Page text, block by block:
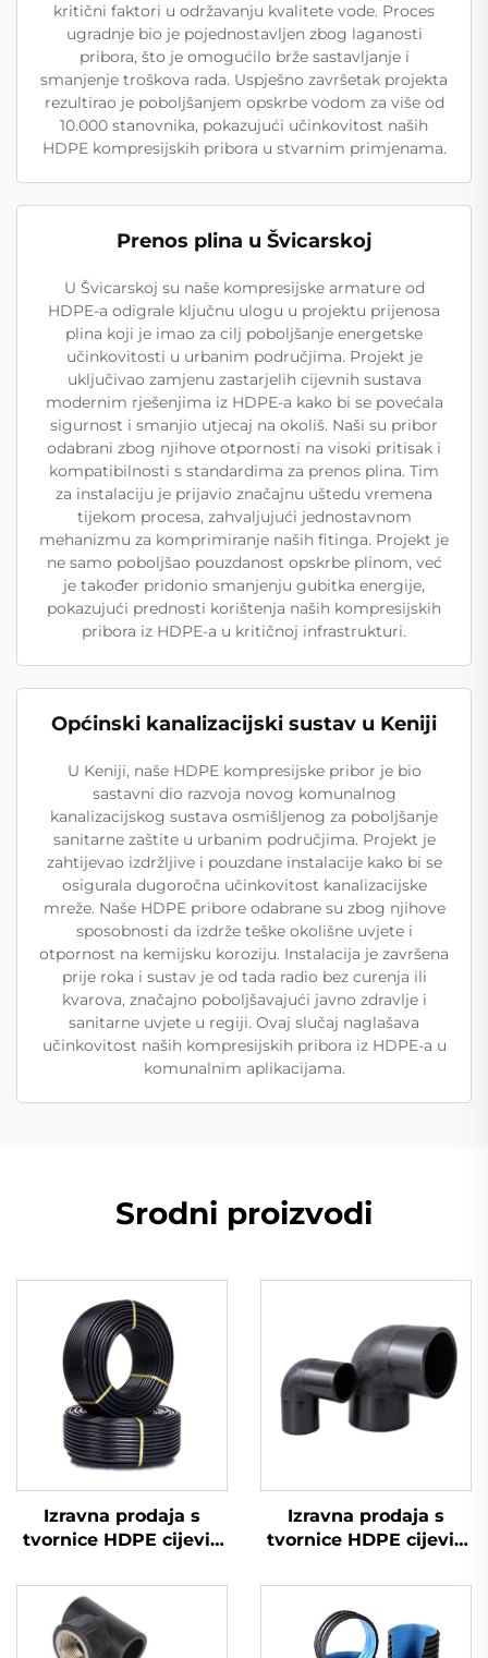
kritični faktori u održavanju kvalitete vode. Proces
ugradnje bio je pojednostavljen zbog laganosti
pribora, što je omogućilo brže sastavljanje i
smanjenje troškova rada. Uspješno završetak projekta
rezultirao je poboljšanjem opskrbe vodom za više od
10.000 stanovnika, pokazujući učinkovitost naših
HDPE kompresijskih pribora u stvarnim primjenama.
Prenos plina u Švicarskoj
U Švicarskoj su naše kompresijske armature od
HDPE-a odigrale ključnu ulogu u projektu prijenosa
plina koji je imao za cilj poboljšanje energetske
učinkovitosti u urbanim područjima. Projekt je
uključivao zamjenu zastarjelih cijevnih sustava
modernim rješenjima iz HDPE-a kako bi se povećala
sigurnost i smanjio utjecaj na okoliš. Naši su pribor
odabrani zbog njihove otpornosti na visoki pritisak i
kompatibilnosti s standardima za prenos plina. Tim
za instalaciju je prijavio značajnu uštedu vremena
tijekom procesa, zahvaljujući jednostavnom
mehanizmu za komprimiranje naših fitinga. Projekt je
ne samo poboljšao pouzdanost opskrbe plinom, već
je također pridonio smanjenju gubitka energije,
pokazujući prednosti korištenja naših kompresijskih
pribora iz HDPE-a u kritičnoj infrastrukturi.
Općinski kanalizacijski sustav u Keniji
U Keniji, naše HDPE kompresijske pribor je bio
sastavni dio razvoja novog komunalnog
kanalizacijskog sustava osmišljenog za poboljšanje
sanitarne zaštite u urbanim područjima. Projekt je
zahtijevao izdržljive i pouzdane instalacije kako bi se
osigurala dugoročna učinkovitost kanalizacijske
mreže. Naše HDPE pribore odabrane su zbog njihove
sposobnosti da izdrže teške okolišne uvjete i
otpornost na kemijsku koroziju. Instalacija je završena
prije roka i sustav je od tada radio bez curenja ili
kvarova, značajno poboljšavajući javno zdravlje i
sanitarne uvjete u regiji. Ovaj slučaj naglašava
učinkovitost naših kompresijskih pribora iz HDPE-a u
komunalnim aplikacijama.
Srodni proizvodi
Izravna prodaja s
tvornice HDPE cijevi i
zavarivanje koljena
Izravna prodaja s
tvornice HDPE cijevi i
zavarivanje koljena